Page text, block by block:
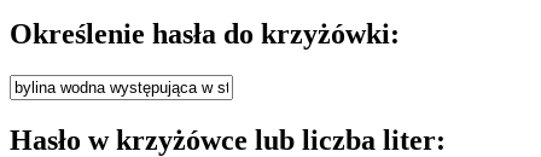
Określenie hasła do krzyżówki:
Hasło w krzyżówce lub liczba liter: